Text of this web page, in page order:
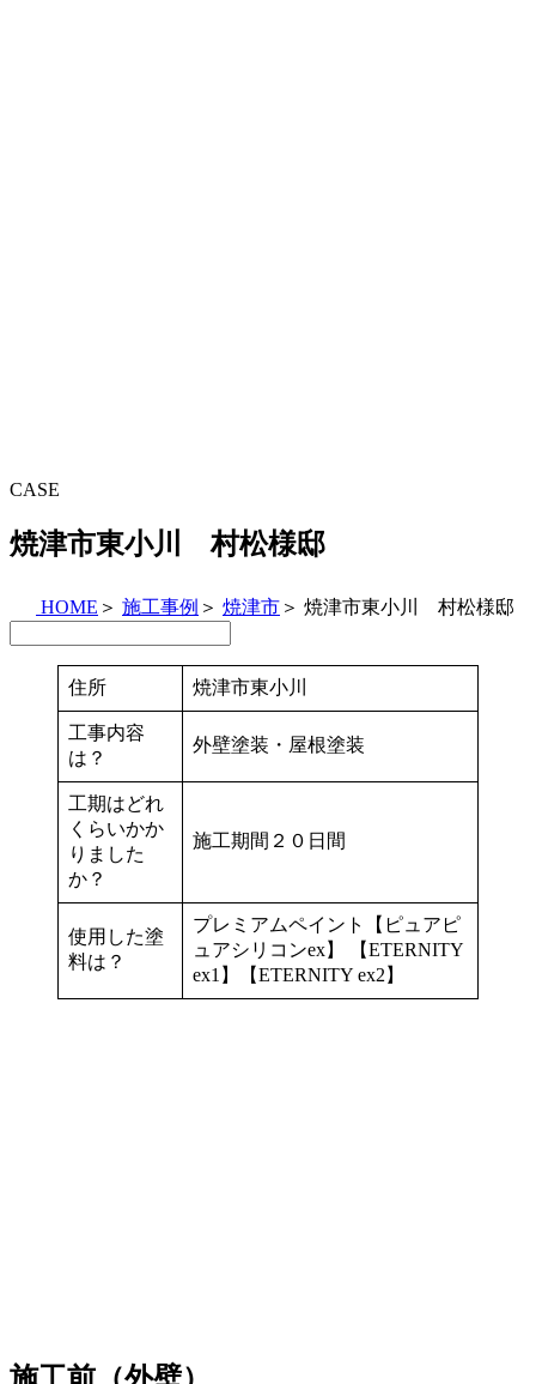
CASE
焼津市東小川 村松様邸
HOME ＞ 施工事例 ＞ 焼津市 ＞ 焼津市東小川 村松様邸
住所 焼津市東小川
工事内容
は？
外壁塗装・屋根塗装
工期はどれ
くらいかか
りました
か？
施工期間２０日間
使用した塗
料は？
プレミアムペイント【ピュアピ
ュアシリコンex】 【ETERNITY
ex1】【ETERNITY ex2】
施工前（外壁）